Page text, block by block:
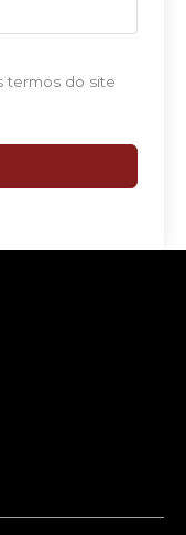
termos do site